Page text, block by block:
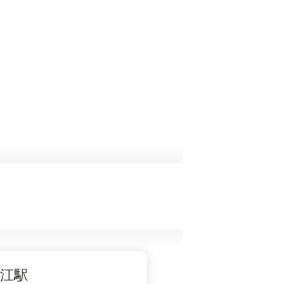
駅